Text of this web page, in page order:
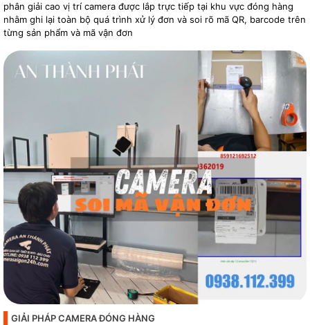
phân giải cao vị trí camera được lắp trực tiếp tại khu vực đóng hàng
nhằm ghi lại toàn bộ quá trình xử lý đơn và soi rõ mã QR, barcode trên
từng sản phẩm và mã vận đơn
GIẢI PHÁP CAMERA ĐÓNG HÀNG